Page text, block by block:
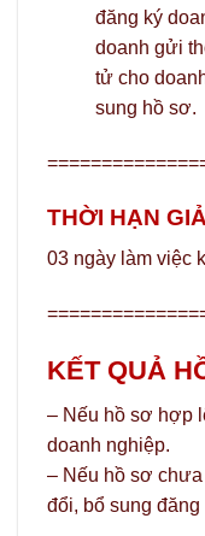
đăng ký
doanh gửi
tử cho
sung hồ sơ.
THỜI HẠN
03 ngày làm việc
KẾT QUẢ
– Nếu hồ sơ hợp
doanh nghiệp.
– Nếu hồ sơ
đổi, bổ sung